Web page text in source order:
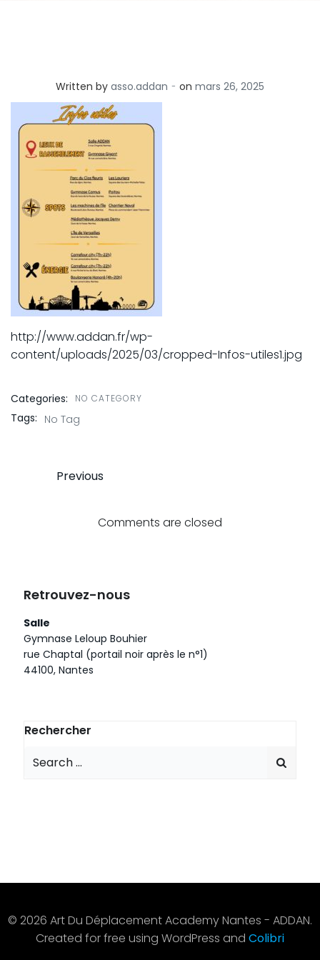
Written by asso.addan - on mars 26, 2025
http://www.addan.fr/wp-
content/uploads/2025/03/cropped-Infos-utiles1.jpg
Categories: NO CATEGORY
Tags: No Tag
Post
navigation
Previous
Comments are closed
Retrouvez-nous
Salle
Gymnase Leloup Bouhier
rue Chaptal (portail noir après le n°1)
44100, Nantes
Rechercher
Search
© 2026 Art Du Déplacement Academy Nantes - ADDAN.
Created for free using WordPress and Colibri